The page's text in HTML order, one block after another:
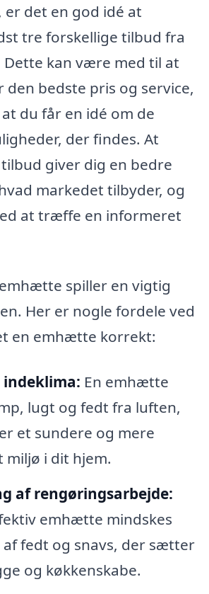
det en god idé at
tre forskellige tilbud fra
Dette kan være med til at
den bedste pris og service,
du får en idé om de
der findes. At
giver dig en bedre
markedet tilbyder, og
at træffe en informeret
spiller en vigtig
Her er nogle fordele ved
en emhætte korrekt:
indeklima: En emhætte
lugt og fedt fra luften,
et sundere og mere
miljø i dit hjem.
af rengøringsarbejde:
emhætte mindskes
fedt og snavs, der sætter
og køkkenskabe.